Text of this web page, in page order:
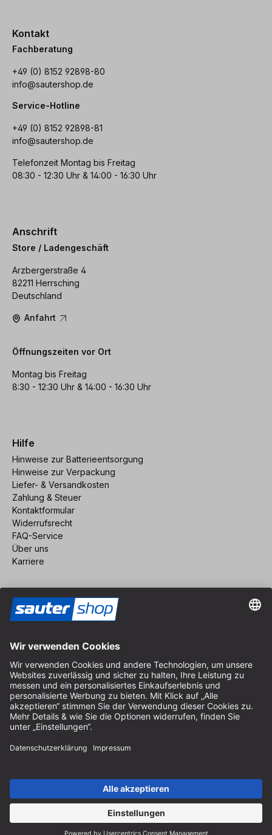
Kontakt
Fachberatung
+49 (0) 8152 92898-80
info@sautershop.de
Service-Hotline
+49 (0) 8152 92898-81
info@sautershop.de
Telefonzeit Montag bis Freitag
08:30 - 12:30 Uhr & 14:00 - 16:30 Uhr
Anschrift
Store / Ladengeschäft
Arzbergerstraße 4
82211 Herrsching
Deutschland
Anfahrt
Öffnungszeiten vor Ort
Montag bis Freitag
8:30 - 12:30 Uhr & 14:00 - 16:30 Uhr
Hilfe
Hinweise zur Batterieentsorgung
Hinweise zur Verpackung
Liefer- & Versandkosten
Zahlung & Steuer
Kontaktformular
Widerrufsrecht
FAQ-Service
Über uns
Karriere
Impressum
AGB
Datenschutz
Cookie-Einstellungen
© 2026 sauter GmbH
* kostenloser Versand ab 150 Euro Bestellwert innerhalb
Deutschlands für die Standard-Paketgrößen - ausgenommen
Sperrgut und Fracht
In Abh. des Lieferlandes kann die MwSt. an der Kasse variieren.